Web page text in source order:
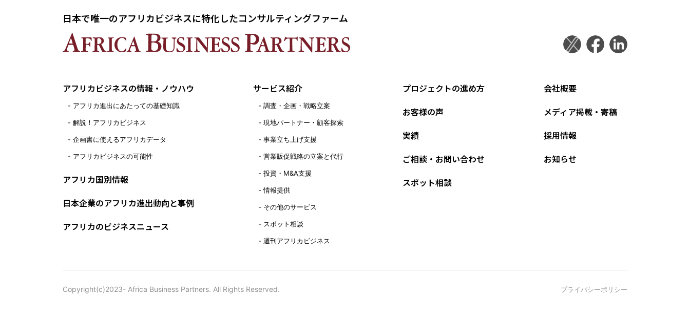
日本で唯一のアフリカビジネスに特化したコンサルティングファーム
アフリカビジネスの情報・ノウハウ
アフリカ進出にあたっての基礎知識
解説！アフリカビジネス
企画書に使えるアフリカデータ
アフリカビジネスの可能性
アフリカ国別情報
日本企業のアフリカ進出動向と事例
アフリカのビジネスニュース
サービス紹介
調査・企画・戦略立案
現地パートナー・顧客探索
事業立ち上げ支援
営業販促戦略の立案と代行
投資・M&A支援
情報提供
その他のサービス
スポット相談
週刊アフリカビジネス
プロジェクトの進め方
お客様の声
実績
ご相談・お問い合わせ
スポット相談
会社概要
メディア掲載・寄稿
採用情報
お知らせ
Copyright(c)2023- Africa Business Partners. All Rights Reserved. プライバシーポリシー